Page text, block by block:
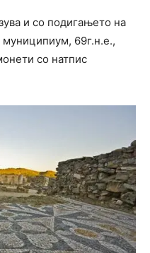
и со подигањето на
муниципиум, 69г.н.е.,
со натпис